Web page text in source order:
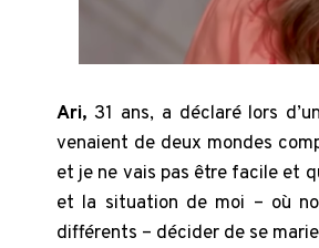
Ari, 31 ans, a déclaré lors
venaient de deux mondes
et je ne vais pas être facile et
et la situation de moi – où
différents – décider de se